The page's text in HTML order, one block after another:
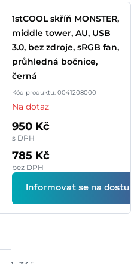
1stCOOL skříň MONSTER,
middle tower, AU, USB
3.0, bez zdroje, sRGB fan,
průhledná bočnice,
černá
Kód produktu: 0041208000
Na dotaz
950 Kč
s DPH
785 Kč
bez DPH
Informovat se na